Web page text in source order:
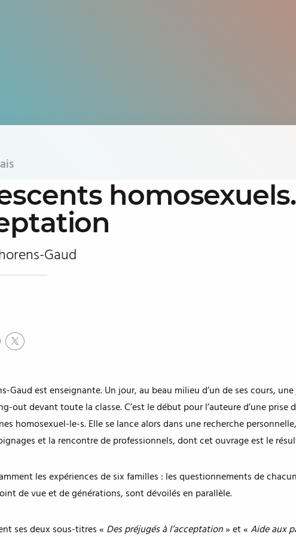
Gaud
Gaud est enseignante. Un jour, au beau milieu d’un de ses cours,
out devant toute la classe. C’est le début pour l’auteure d’une prise
homosexuel-le-s. Elle se lance alors dans une recherche
et la rencontre de professionnels, dont cet ouvrage est le
les expériences de six familles : les questionnements de
de vue et de générations, sont dévoilés en parallèle.
ses deux sous-titres « Des préjugés à l’acceptation» et « Aide aux